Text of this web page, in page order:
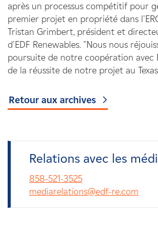
après un processus compétitif pour
premier projet en propriété dans
Tristan Grimbert, président et
d'EDF Renewables. "Nous nous
poursuite de notre coopération avec
de la réussite de notre projet au
Retour aux archives
Relations avec les
858-521-3525
mediarelations@edf-re.com